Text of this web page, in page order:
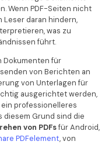
Wenn PDF-Seiten nicht
Leser daran hindern,
was zu
führt.
Dokumenten für
von Berichten an
von Unterlagen für
ausgerichtet werden,
professionelleres
diesem Grund sind die
von PDFsfür Android,
PDFelement, von